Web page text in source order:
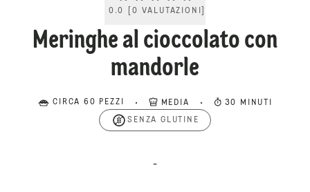
0.0 0 VALUTAZIONI
Meringhe al cioccolato con
mandorle
CIRCA 60 PEZZI MEDIA 30 MINUTI
SENZA GLUTINE
-